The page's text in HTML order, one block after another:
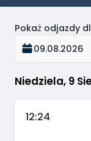
Niedziela, 9
Pokaż odjazdy
09.08.2026
12:24